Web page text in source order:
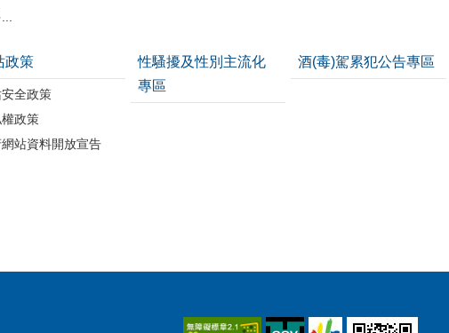
政策
全政策
政策
站資料開放宣告
性騷擾及性別主流化
專區
酒(毒)駕累犯公告專區